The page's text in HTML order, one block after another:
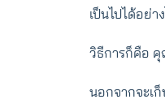
เป็นไปได้อย่า
วิธีการก็คือ คุ
นอกจากจะเ